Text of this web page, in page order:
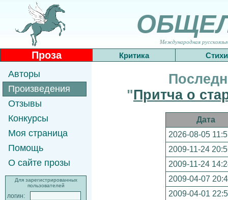
Международная
Проза Критика Стихи
Авторы
Произведения
Отзывы
Конкурсы
Моя страница
Помощь
О сайте прозы
Для зарегистрированных
пользователей
логин:
"Притча о
Дата
2026-08-05
2009-11-24
2009-11-24
2009-04-07
2009-04-01